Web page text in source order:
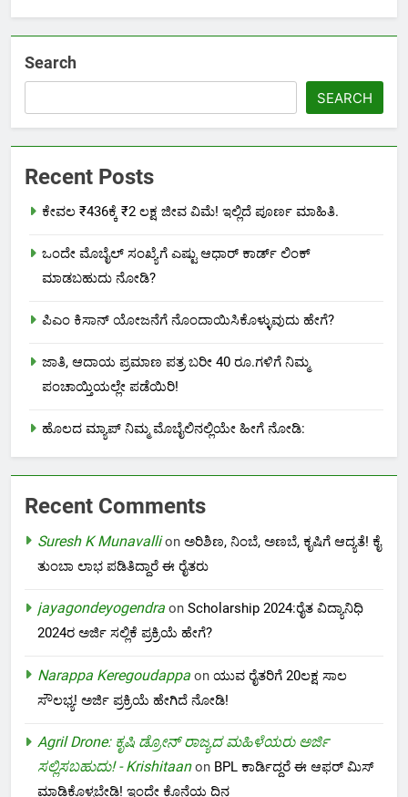
Search
SEARCH
Recent Posts
ಕೇವಲ ₹436ಕ್ಕೆ ₹2 ಲಕ್ಷ ಜೀವ ವಿಮೆ! ಇಲ್ಲಿದೆ ಪೂರ್ಣ ಮಾಹಿತಿ.
ಒಂದೇ ಮೊಬೈಲ್ ಸಂಖ್ಯೆಗೆ ಎಷ್ಟು ಆಧಾರ್ ಕಾರ್ಡ್ ಲಿಂಕ್
ಮಾಡಬಹುದು ನೋಡಿ?
ಪಿಎಂ ಕಿಸಾನ್ ಯೋಜನೆಗೆ ನೊಂದಾಯಿಸಿಕೊಳ್ಳುವುದು ಹೇಗೆ?
ಜಾತಿ, ಆದಾಯ ಪ್ರಮಾಣ ಪತ್ರ ಬರೀ 40 ರೂ.ಗಳಿಗೆ ನಿಮ್ಮ
ಪಂಚಾಯ್ತಿಯಲ್ಲೇ ಪಡೆಯಿರಿ!
ಹೊಲದ ಮ್ಯಾಪ್ ನಿಮ್ಮ ಮೊಬೈಲಿನಲ್ಲಿಯೇ ಹೀಗೆ ನೋಡಿ:
Recent Comments
Suresh K Munavallion ಅರಿಶಿಣ, ನಿಂಬೆ, ಅಣಬೆ, ಕೃಷಿಗೆ ಆದ್ಯತೆ! ಕೈ
ತುಂಬಾ ಲಾಭ ಪಡಿತಿದ್ದಾರೆ ಈ ರೈತರು
jayagondeyogendra on Scholarship 2024:ರೈತ ವಿದ್ಯಾನಿಧಿ
2024ರ ಅರ್ಜಿ ಸಲ್ಲಿಕೆ ಪ್ರಕ್ರಿಯೆ ಹೇಗೆ?
Narappa Keregoudappa on ಯುವ ರೈತರಿಗೆ 20ಲಕ್ಷ ಸಾಲ
ಸೌಲಭ್ಯ! ಅರ್ಜಿ ಪ್ರಕ್ರಿಯೆ ಹೇಗಿದೆ ನೋಡಿ!
Agril Drone: ಕೃಷಿ ಡ್ರೋನ್ ರಾಜ್ಯದ ಮಹಿಳೆಯರು ಅರ್ಜಿ
ಸಲ್ಲಿಸಬಹುದು! - Krishitaanon BPL ಕಾರ್ಡಿದ್ದರೆ ಈ ಆಫರ್ ಮಿಸ್
ಮಾಡಿಕೊಳ್ಳಬೇಡಿ! ಇಂದೇ ಕೊನೆಯ ದಿನ